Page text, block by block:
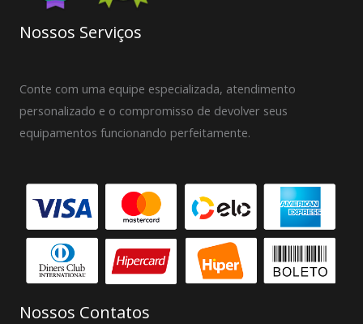
Nossos Serviços
Conte com uma equipe especializada, atendimento
personalizado e o compromisso de devolver seus
equipamentos funcionando perfeitamente.
Nossos Contatos